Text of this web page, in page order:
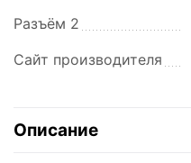
Разъём 2
Сайт производителя
Описание